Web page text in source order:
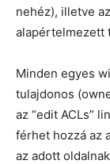
nehéz), illetve
alapértelmezett
Minden egyes
tulajdonos
az “edit ACLs”
férhet hozzá az
az adott